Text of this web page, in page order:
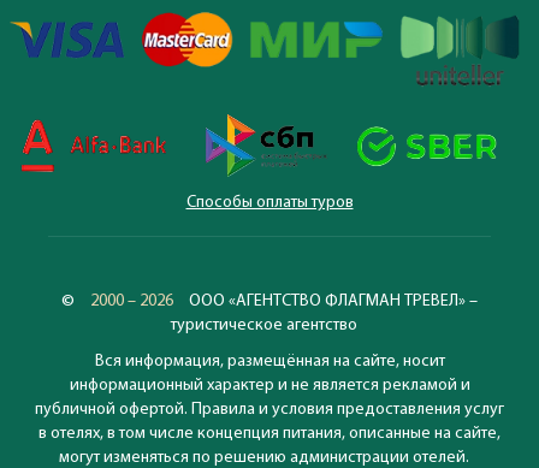
Способы оплаты туров
© 2000 – 2026
ООО «АГЕНТСТВО ФЛАГМАН ТРЕВЕЛ» –
туристическое агентство
Вся информация, размещённая на сайте, носит
информационный характер и не является рекламой и
публичной офертой. Правила и условия предоставления услуг
в отелях, в том числе концепция питания, описанные на сайте,
могут изменяться по решению администрации отелей.